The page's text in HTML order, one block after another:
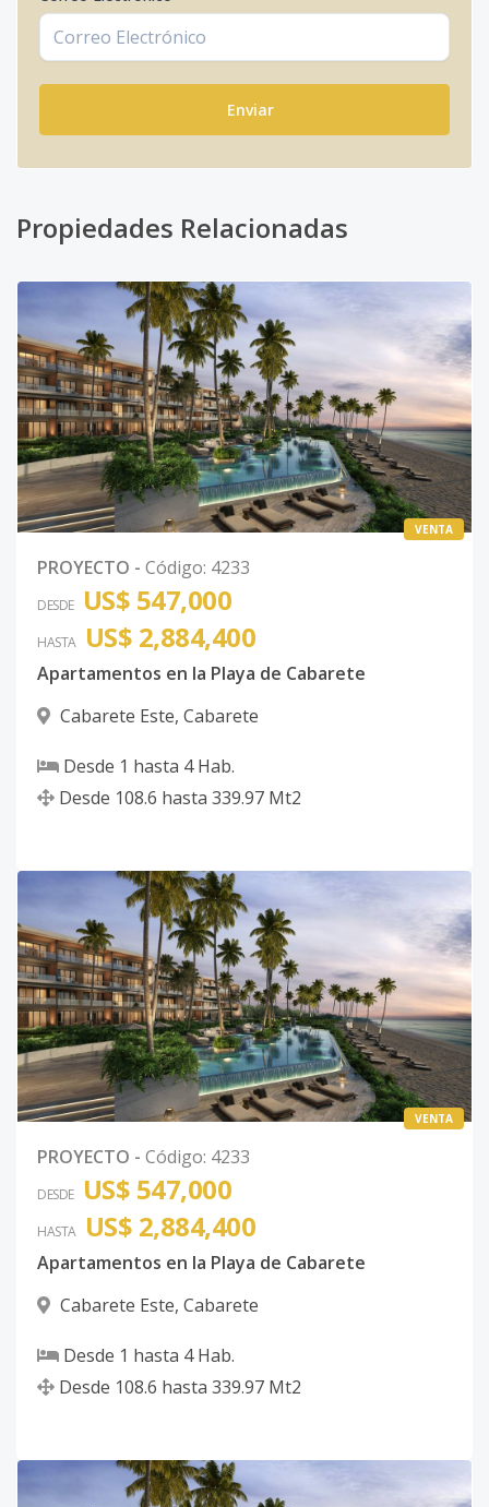
Enviar
Propiedades Relacionadas
VENTA
PROYECTO - Código: 4233
DESDE US$ 547,000
HASTA US$ 2,884,400
Apartamentos en la Playa de Cabarete
Cabarete Este, Cabarete
Desde 1 hasta 4Hab.
Desde 108.6 hasta 339.97 Mt2
VENTA
PROYECTO - Código: 4233
DESDE US$ 547,000
HASTA US$ 2,884,400
Apartamentos en la Playa de Cabarete
Cabarete Este, Cabarete
Desde 1 hasta 4Hab.
Desde 108.6 hasta 339.97 Mt2